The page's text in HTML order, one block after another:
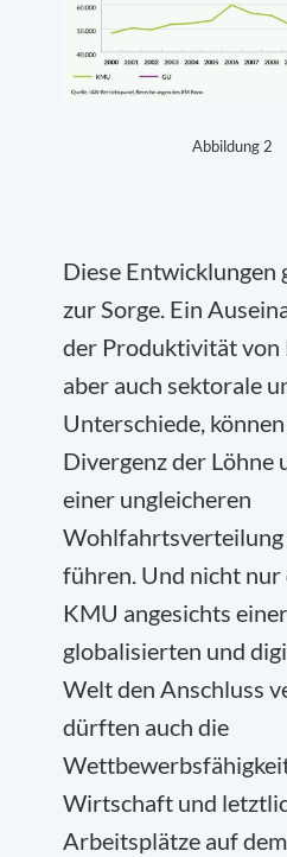
Abbildung 2
Diese Entwicklungen
zur Sorge. Ein
der Produktivität von
aber auch sektorale
Unterschiede,
Divergenz der Löhne
einer ungleicheren
Wohlfahrtsverteilung
führen. Und nicht nur
KMU angesichts
globalisierten und
Welt den Anschluss
dürften auch die
Wirtschaft und
Arbeitsplätze auf